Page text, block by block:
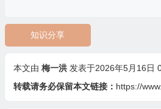
知识分享
本文由 梅一洪 发表于2026年5月16日
转载请务必保留本文链接： https://